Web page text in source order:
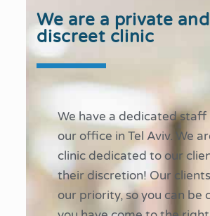
We are a private and
discreet clinic
We have a dedicated staff
our office in Tel Aviv. We
clinic dedicated to our
their discretion! Our
our priority, so you can be